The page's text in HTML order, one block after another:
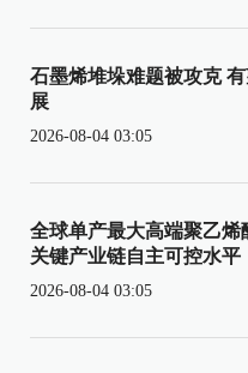
石墨烯堆垛难题被攻克
展
2026-08-04 03:05
全球单产最大高端聚乙烯
关键产业链自主可控水平
2026-08-04 03:05